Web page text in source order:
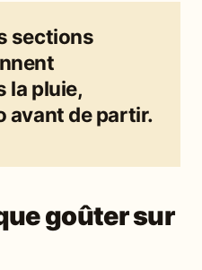
sections
la pluie,
avant de partir.
goûter sur